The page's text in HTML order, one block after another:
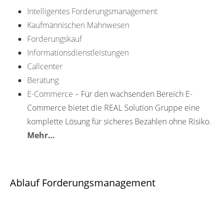
Intelligentes Forderungsmanagement
Kaufmännischen Mahnwesen
Forderungskauf
Informationsdienstleistungen
Callcenter
Beratung
E-Commerce – Für den wachsenden Bereich E-
Commerce bietet die REAL Solution Gruppe eine
komplette Lösung für sicheres Bezahlen ohne Risiko.
Mehr…
Ablauf Forderungsmanagement